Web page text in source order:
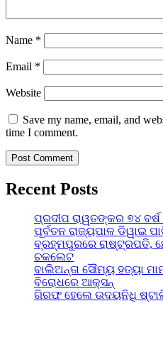
Name *
Email *
Website
Save my name, email, and
time I comment.
Recent Posts
ପ୍ରଦୀପ ରାୱତଙ୍କର ୭୪
ପୂର୍ବତନ ରାଜ୍ୟପାଳ ଡିୱାଇ
ବ୍ରହ୍ମପୁରରେ ରାଷ୍ଟ୍ରପତି,
ଚକଲେଟ
ବାଲିଅନ୍ତା ସୌମ୍ୟ ହତ୍ୟା
ବିରୋଧରେ ଆକ୍ସନ୍
ଗିରଫ ହେଲେ ଉଦୟନିଧି